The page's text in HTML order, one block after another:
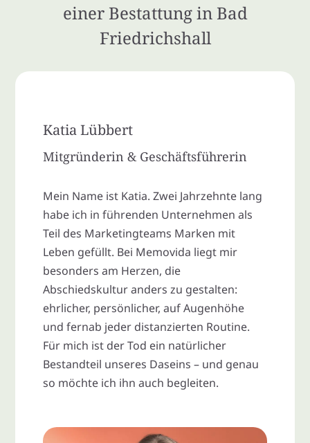
einer Bestattung in Bad
Friedrichshall
Katia Lübbert
Mitgründerin & Geschäftsführerin
Mein Name ist Katia. Zwei Jahrzehnte lang
habe ich in führenden Unternehmen als
Teil des Marketingteams Marken mit
Leben gefüllt. Bei Memovida liegt mir
besonders am Herzen, die
Abschiedskultur anders zu gestalten:
ehrlicher, persönlicher, auf Augenhöhe
und fernab jeder distanzierten Routine.
Für mich ist der Tod ein natürlicher
Bestandteil unseres Daseins – und genau
so möchte ich ihn auch begleiten.